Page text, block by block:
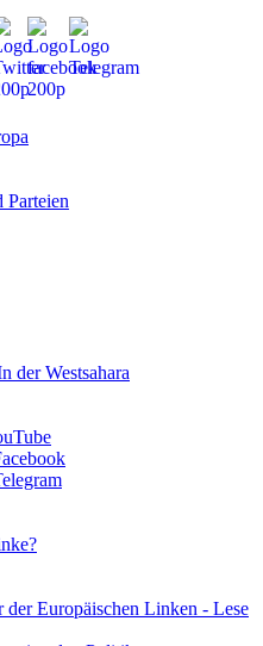
Parteien
der Westsahara
der Europäischen Linken - Lese